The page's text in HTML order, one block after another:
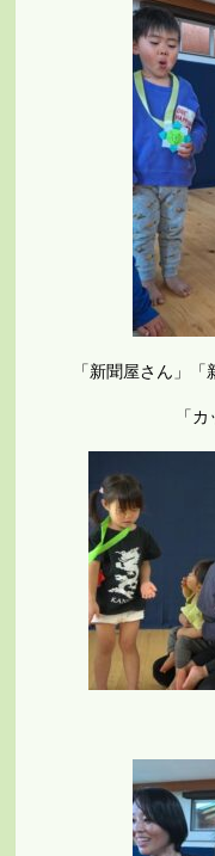
「新聞屋さん」
「